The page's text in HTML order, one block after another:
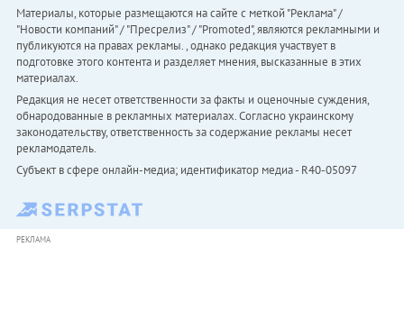
Материалы, которые размещаются на сайте с меткой "Реклама" /
"Новости компаний" / "Пресрелиз" / "Promoted", являются рекламными и
публикуются на правах рекламы. , однако редакция участвует в
подготовке этого контента и разделяет мнения, высказанные в этих
материалах.
Редакция не несет ответственности за факты и оценочные суждения,
обнародованные в рекламных материалах. Согласно украинскому
законодательству, ответственность за содержание рекламы несет
рекламодатель.
Субъект в сфере онлайн-медиа; идентификатор медиа - R40-05097
РЕКЛАМА